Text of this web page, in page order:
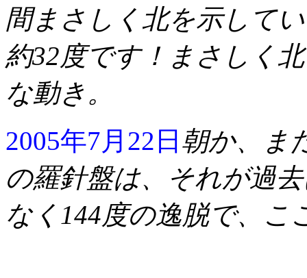
間まさしく北を示して
約32度です！まさしく
な動き。
2005年7月22日 朝か、ま
の羅針盤は、それが過
なく144度の逸脱で、